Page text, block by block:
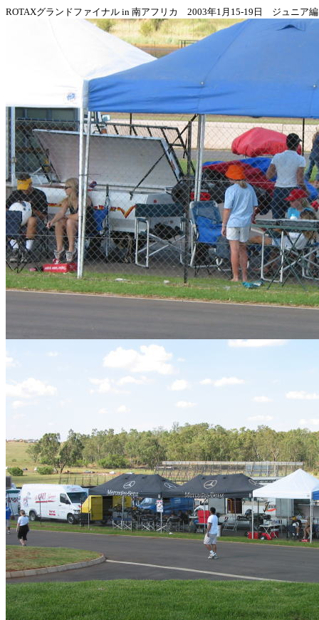
ROTAXグランドファイナル in 南アフリカ 2003年1月15-19日 ジュニア編